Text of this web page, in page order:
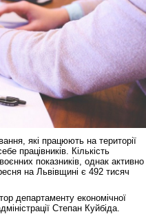
які працюють на території
працівників. Кількість
показників, однак активно
на Львівщині є 492 тисяч
департаменту економічної
Степан Куйбіда.